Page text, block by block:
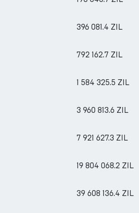
396 081.4 ZIL
792 162.7 ZIL
1 584 325.5 ZIL
3 960 813.6 ZIL
7 921 627.3 ZIL
19 804 068.2 ZIL
39 608 136.4 ZIL